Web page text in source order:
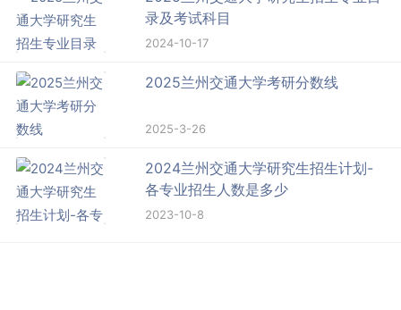
录及考试科目
2024-10-17
2025兰州交通大学考研分数线
2025-3-26
2024兰州交通大学研究生招生计划-
各专业招生人数是多少
2023-10-8